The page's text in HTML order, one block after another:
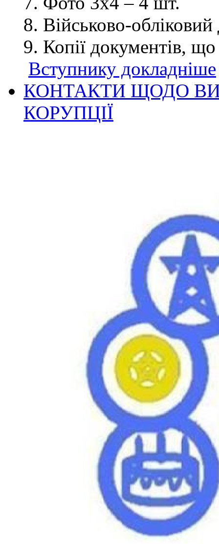
Військово-
Копії документів,
Вступнику докладніше
КОНТАКТИ ЩОДО
КОРУПЦІЇ